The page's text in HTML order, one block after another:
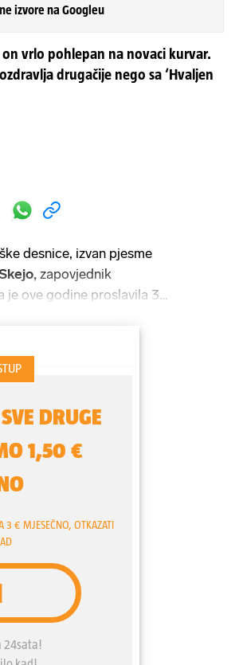
izvore na Googleu
on vrlo pohlepan na novaci kurvar.
drugačije nego sa ‘Hvaljen
desnice, izvan pjesme
zapovjednik
je ove godine proslavila 33